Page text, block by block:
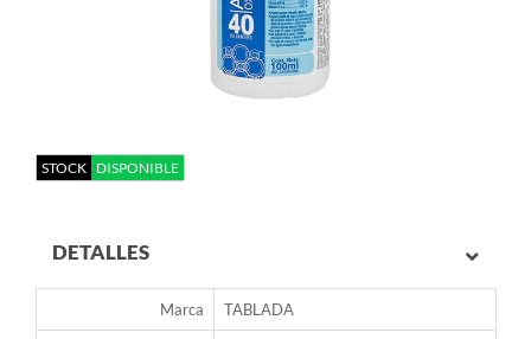
STOCK DISPONIBLE
DETALLES
Marca TABLADA